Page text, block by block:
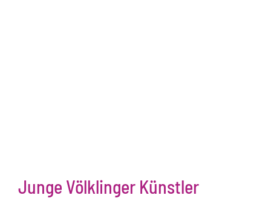
Junge Völklinger Künstler